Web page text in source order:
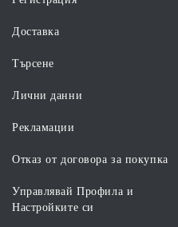
Доставка
Търсене
Лични данни
Рекламации
Отказ от договора за покупка
Управлявай Профила и
Настройките си